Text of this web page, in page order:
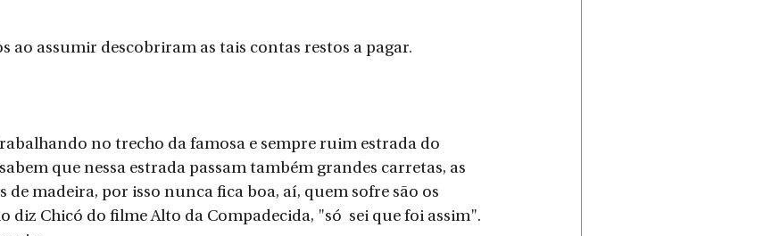
ao assumir descobriram as tais contas restos a pagar.
no trecho da famosa e sempre ruim estrada do
que nessa estrada passam também grandes carretas, as
de madeira, por isso nunca fica boa, aí, quem sofre são os
diz Chicó do​ filme Alto da Compadecida, "só  sei que foi assim".